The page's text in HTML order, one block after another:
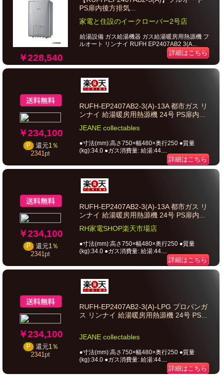
￥228,540
PS扉内後方排気...
家電と住設のイークローバー2号店
給湯設備 ガス給湯機器 ガス給湯暖房用熱源機 フ
ルオート リンナイ RUFH EP2407AB2 3(A...
詳細はこちら
￥234,100
P 還元1％
2341pt
RUFH-EP2407AB2-3(A)-13A 都市ガス リ
ンナイ 給湯暖房用熱源機 24号 PS扉内...
JEANE collectables
●寸法(mm):高さ750×幅480×奥行250 ●質量
(kg):34.0 ●ガス消費量: 給湯:44....
詳細はこちら
￥234,100
P 還元1％
2341pt
RUFH-EP2407AB2-3(A)-13A 都市ガス リ
ンナイ 給湯暖房用熱源機 24号 PS扉内...
RH家電SHOP楽天市場店
●寸法(mm):高さ750×幅480×奥行250 ●質量
(kg):34.0 ●ガス消費量: 給湯:44....
詳細はこちら
￥234,100
P 還元1％
2341pt
RUFH-EP2407AB2-3(A)-LPG プロパンガ
ス リンナイ 給湯暖房用熱源機 24号 PS...
JEANE collectables
●寸法(mm):高さ750×幅480×奥行250 ●質量
(kg):34.0 ●ガス消費量: 給湯:44....
詳細はこちら